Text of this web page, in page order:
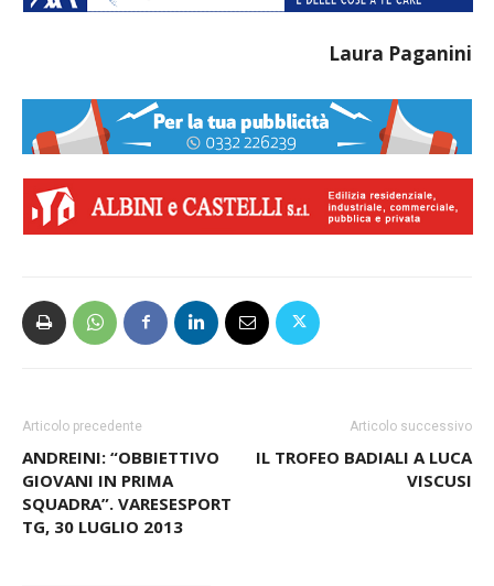
Laura Paganini
Articolo precedente
ANDREINI: “OBBIETTIVO
GIOVANI IN PRIMA
SQUADRA”. VARESESPORT
TG, 30 LUGLIO 2013
Articolo successivo
IL TROFEO BADIALI A LUCA
VISCUSI